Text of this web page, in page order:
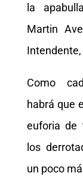
la
Martin
Como
habrá que
euforia de
los
un poco